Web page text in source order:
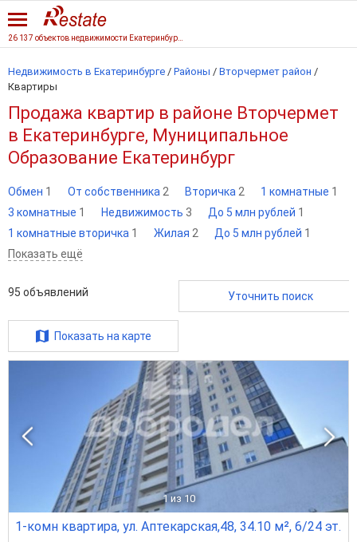
Недвижимость в Екатеринбурге / Районы / Вторчермет район /
Квартиры
Продажа квартир в районе Вторчермет
в Екатеринбурге, Муниципальное
Образование Екатеринбург
Обмен 1 От собственника 2 Вторичка 2 1 комнатные 1
3 комнатные 1 Недвижимость 3 До 5 млн рублей 1
1 комнатные вторичка 1 Жилая 2 До 5 млн рублей 1
Показать ещё
95 объявлений Уточнить поиск
Показать на карте
1 из 10
1-комн квартира, ул. Аптекарская,48, 34.10 м², 6/24 эт.